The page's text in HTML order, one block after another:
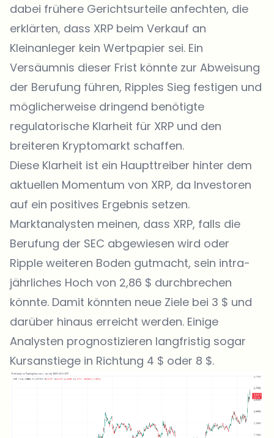
dabei frühere Gerichtsurteile anfechten, die
erklärten, dass XRP beim Verkauf an
Kleinanleger kein Wertpapier sei. Ein
Versäumnis dieser Frist könnte zur Abweisung
der Berufung führen, Ripples Sieg festigen und
möglicherweise dringend benötigte
regulatorische Klarheit für XRP und den
breiteren Kryptomarkt schaffen.
Diese Klarheit ist ein Haupttreiber hinter dem
aktuellen Momentum von XRP, da Investoren
auf ein positives Ergebnis setzen.
Marktanalysten meinen, dass XRP, falls die
Berufung der SEC abgewiesen wird oder
Ripple weiteren Boden gutmacht, sein intra-
jährliches Hoch von 2,86 $ durchbrechen
könnte. Damit könnten neue Ziele bei 3 $ und
darüber hinaus erreicht werden. Einige
Analysten prognostizieren langfristig sogar
Kursanstiege in Richtung 4 $ oder 8 $.